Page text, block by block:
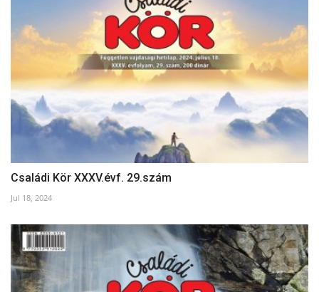
Családi Kör XXXV.évf. 29.szám
Jul 18, 2024